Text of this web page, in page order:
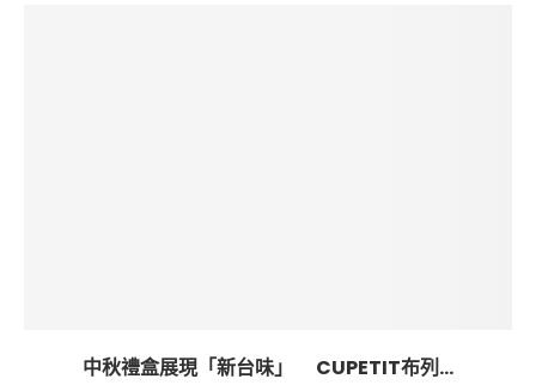
中秋禮盒展現「新台味」 CUPETIT布列...